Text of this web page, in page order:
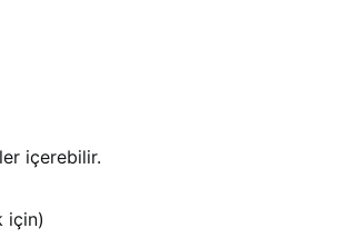
içerebilir.
için)